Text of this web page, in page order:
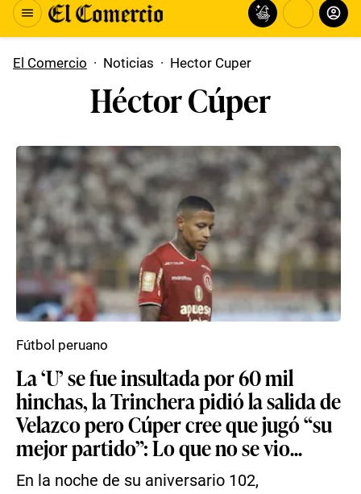
El Comercio · Noticias · Hector Cuper
Héctor Cúper
La ‘U’ se fue insultada por 60 mil
hinchas, la Trinchera pidió la salida de
Velazco pero Cúper cree que jugó “su
mejor partido”: Lo que no se vio...
En la noche de su aniversario 102,
Fútbol peruano